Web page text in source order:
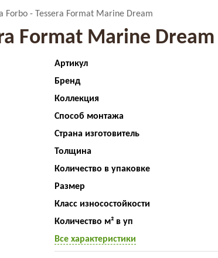
Forbo - Tessera Format Marine Dream
Format Marine Dream
Артикул
Бренд
Коллекция
Способ монтажа
Страна изготовитель
Толщина
Количество в упаковке
Размер
Класс износостойкости
Количество м² в уп
Все характеристики